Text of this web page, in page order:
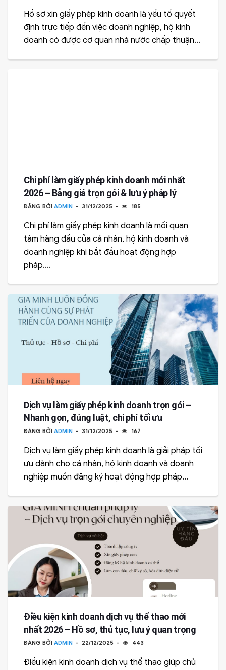
Hồ sơ xin giấy phép kinh doanh là yếu tố quyết
định trực tiếp đến việc doanh nghiệp, hộ kinh
doanh có được cơ quan nhà nước chấp thuận...
Chi phí làm giấy phép kinh doanh mới nhất
2026 – Bảng giá trọn gói & lưu ý pháp lý
ĐĂNG BỞI ADMIN 31/12/2025 185
Chi phí làm giấy phép kinh doanh là mối quan
tâm hàng đầu của cá nhân, hộ kinh doanh và
doanh nghiệp khi bắt đầu hoạt động hợp
pháp....
Dịch vụ làm giấy phép kinh doanh trọn gói –
Nhanh gọn, đúng luật, chi phí tối ưu
ĐĂNG BỞI ADMIN 31/12/2025 167
Dịch vụ làm giấy phép kinh doanh là giải pháp tối
ưu dành cho cá nhân, hộ kinh doanh và doanh
nghiệp muốn đăng ký hoạt động hợp pháp...
Điều kiện kinh doanh dịch vụ thể thao mới
nhất 2026 – Hồ sơ, thủ tục, lưu ý quan trọng
ĐĂNG BỞI ADMIN 22/12/2025 443
Điều kiện kinh doanh dịch vụ thể thao giúp chủ